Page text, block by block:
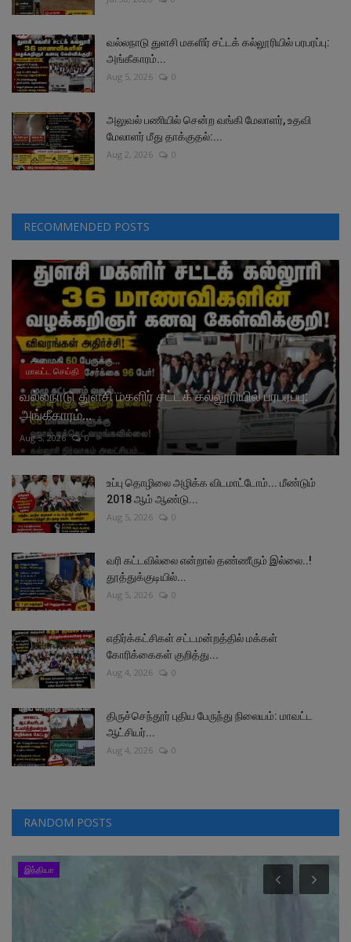
வல்லநாடு துளசி மகளிர் சட்டக் கல்லூரியில் பரபரப்பு:
அங்கீகாரம்...
Aug 5, 2026 0
அலுவல் பணியில் சென்ற வங்கி மேலாளர், உதவி
மேலாளர் மீது தாக்குதல்:...
Aug 2, 2026 0
RECOMMENDED POSTS
மாவட்ட செய்தி
வல்லநாடு துளசி மகளிர் சட்டக் கல்லூரியில் பரபரப்பு:
அங்கீகாரம்...
Aug 5, 2026 0
உப்பு தொழிலை அழிக்க விடமாட்டோம்... மீண்டும்
2018 ஆம் ஆண்டு...
Aug 5, 2026 0
வரி கட்டவில்லை என்றால் தண்ணீரும் இல்லை..!
தூத்துக்குடியில்...
Aug 5, 2026 0
எதிர்க்கட்சிகள் சட்டமன்றத்தில் மக்கள்
கோரிக்கைகள் குறித்து...
Aug 4, 2026 0
திருச்செந்தூர் புதிய பேருந்து நிலையம்: மாவட்ட
ஆட்சியர்...
Aug 4, 2026 0
RANDOM POSTS
இந்தியா